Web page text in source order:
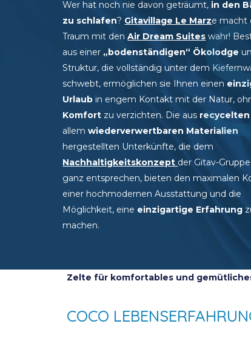
Wer hat noch nie davon geträumt, in den
zu schlafen? Gitavillage Le Marze macht
Traum mit denAir Dream Suites wahr!
aus einer „bodenständigen“ Ökolodge
Struktur, die vollständig unter dem
schwebt, ermöglichen sie Ihnen einen
Urlaub in engem Kontakt mit der Natur,
Komfort zu verzichten. Die aus recycelten
allemwiederverwertbaren Materialien
hergestellten Unterkünfte, die dem
Nachhaltigkeitskonzept der Gitav-
ganz entsprechen, bieten den maximalen
einer hochmodernen Ausstattung und die
Möglichkeit, eine einzigartige Erfahrung
machen.
Zelte für komfortables und
COCO